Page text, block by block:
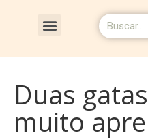
Duas
muito